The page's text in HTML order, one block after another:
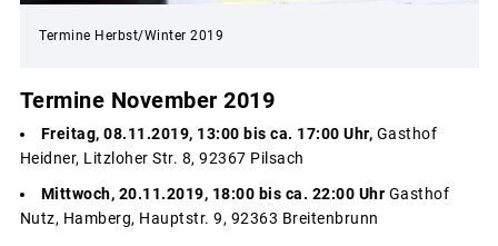
Termine Herbst/Winter 2019
Termine November 2019
Freitag, 08.11.2019, 13:00 bis ca. 17:00 Uhr, Gasthof
Heidner, Litzloher Str. 8, 92367 Pilsach
Mittwoch, 20.11.2019, 18:00 bis ca. 22:00 Uhr Gasthof
Nutz, Hamberg, Hauptstr. 9, 92363 Breitenbrunn